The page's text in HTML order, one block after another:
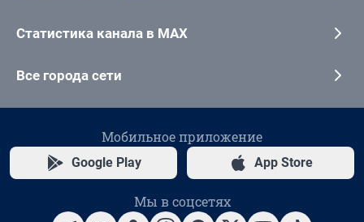
Статистика канала в MAX
Все города сети
Мобильное приложение
Google Play App Store
Мы в соцсетях